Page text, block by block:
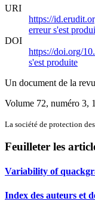
URI
https://
erreur s'est
DOI
https://doi.org/
s'est produite
Un document de la
Volume 72, numéro 3,
La société de protection
Feuilleter les
Variability of
Index des auteurs et